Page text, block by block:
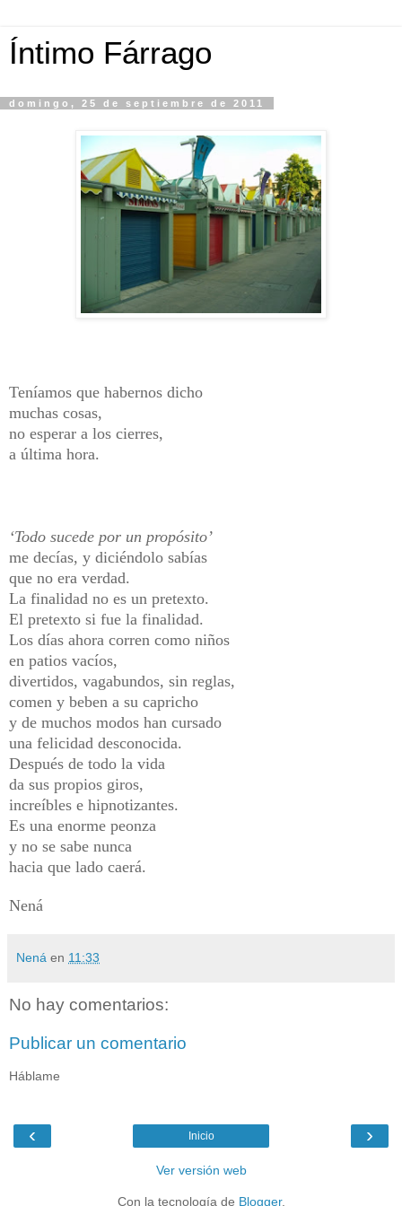
Íntimo Fárrago
domingo, 25 de septiembre de 2011
Teníamos que habernos dicho
muchas cosas,
no esperar a los cierres,
a última hora.
‘Todo sucede por un propósito’
me decías, y diciéndolo sabías
que no era verdad.
La finalidad no es un pretexto.
El pretexto si fue la finalidad.
Los días ahora corren como niños
en patios vacíos,
divertidos, vagabundos, sin reglas,
comen y beben a su capricho
y de muchos modos han cursado
una felicidad desconocida.
Después de todo la vida
da sus propios giros,
increíbles e hipnotizantes.
Es una enorme peonza
y no se sabe nunca
hacia que lado caerá.
Nená
Nená en 11:33
No hay comentarios:
Publicar un comentario
Háblame
‹ ›
Inicio
Ver versión web
Con la tecnología de Blogger.